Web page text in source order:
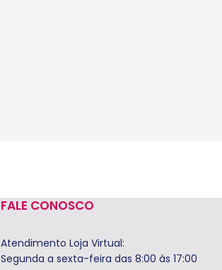
FALE CONOSCO
Atendimento Loja Virtual:
Segunda a sexta-feira das 8:00 às 17:00